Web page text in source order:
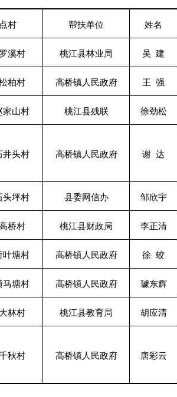
村 帮扶单位 姓名
溪村 桃江县林业局 吴 建
柏村 高桥镇人民政府 王 强
家山村 桃江县残联 徐劲松
井头村 高桥镇人民政府 谢 达
头坪村 县委网信办 邹欣宇
桥村 桃江县财政局 李正清
叶塘村 高桥镇人民政府 徐 蛟
马塘村 高桥镇人民政府 璩东辉
林村 桃江县教育局 胡应清
秋村 高桥镇人民政府 唐彩云